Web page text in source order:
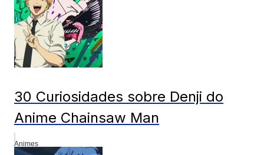
30 Curiosidades sobre Denji do
Anime Chainsaw Man
Animes